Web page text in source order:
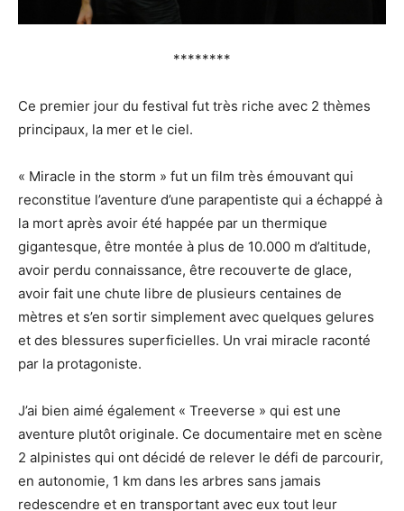
********
Ce premier jour du festival fut très riche avec 2 thèmes
principaux, la mer et le ciel.
« Miracle in the storm » fut un film très émouvant qui
reconstitue l’aventure d’une parapentiste qui a échappé à
la mort après avoir été happée par un thermique
gigantesque, être montée à plus de 10.000 m d’altitude,
avoir perdu connaissance, être recouverte de glace,
avoir fait une chute libre de plusieurs centaines de
mètres et s’en sortir simplement avec quelques gelures
et des blessures superficielles. Un vrai miracle raconté
par la protagoniste.
J’ai bien aimé également « Treeverse » qui est une
aventure plutôt originale. Ce documentaire met en scène
2 alpinistes qui ont décidé de relever le défi de parcourir,
en autonomie, 1 km dans les arbres sans jamais
redescendre et en transportant avec eux tout leur